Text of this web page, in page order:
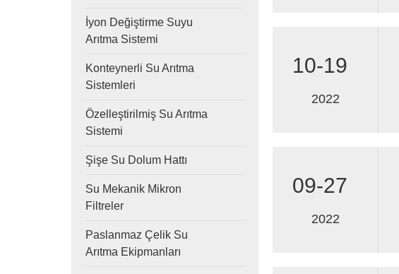
İyon Değiştirme Suyu
Arıtma Sistemi
Konteynerli Su Arıtma
Sistemleri
Özelleştirilmiş Su Arıtma
Sistemi
Şişe Su Dolum Hattı
Su Mekanik Mikron
Filtreler
Paslanmaz Çelik Su
Arıtma Ekipmanları
10-19
2022
09-27
2022